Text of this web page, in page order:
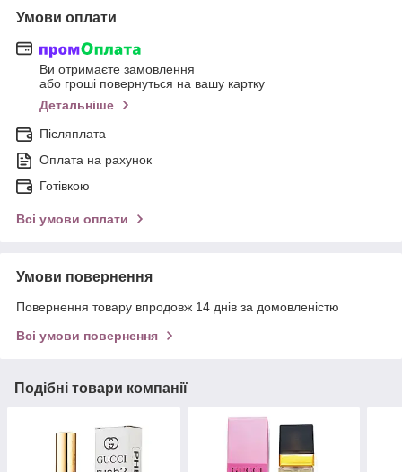
Умови оплати
Ви отримаєте замовлення
або гроші повернуться на вашу картку
Детальніше
Післяплата
Оплата на рахунок
Готівкою
Всі умови оплати
Умови повернення
Повернення товару впродовж 14 днів за домовленістю
Всі умови повернення
Подібні товари компанії